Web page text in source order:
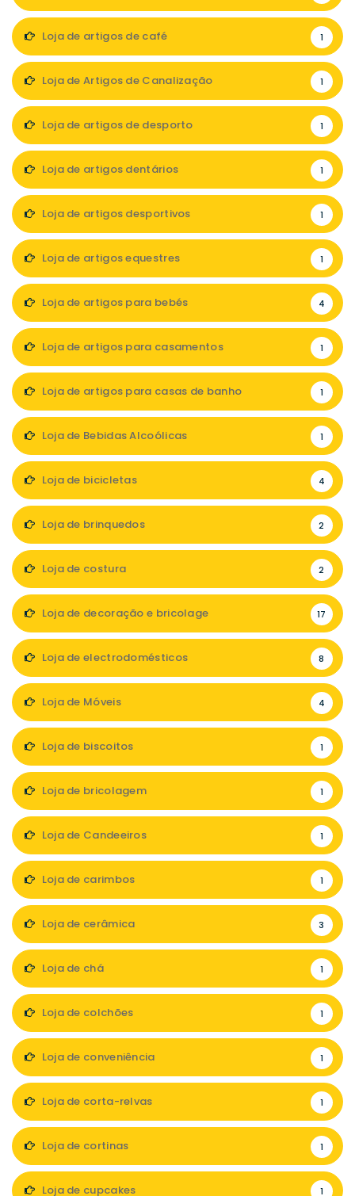
Loja de artigos de café 1
Loja de Artigos de Canalização 1
Loja de artigos de desporto 1
Loja de artigos dentários 1
Loja de artigos desportivos 1
Loja de artigos equestres 1
Loja de artigos para bebés 4
Loja de artigos para casamentos 1
Loja de artigos para casas de banho 1
Loja de Bebidas Alcoólicas 1
Loja de bicicletas 4
Loja de brinquedos 2
Loja de costura 2
Loja de decoração e bricolage 17
Loja de electrodomésticos 8
Loja de Móveis 4
Loja de biscoitos 1
Loja de bricolagem 1
Loja de Candeeiros 1
Loja de carimbos 1
Loja de cerâmica 3
Loja de chá 1
Loja de colchões 1
Loja de conveniência 1
Loja de corta-relvas 1
Loja de cortinas 1
Loja de cupcakes 1